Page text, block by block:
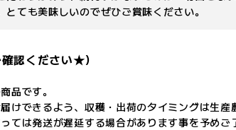
ても美味しいのでぜひご賞味ください。
認ください★）
品です。
けできるよう、収穫・出荷のタイミングは生産
ては発送が遅延する場合があります事を予めご